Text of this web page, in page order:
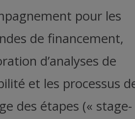
pour les
de financement,
d’analyses de
et les processus
des étapes (« stage-